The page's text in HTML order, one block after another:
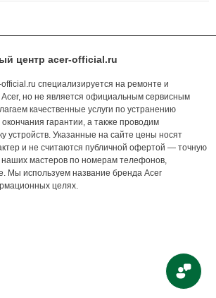
центр acer-official.ru
специализируется на ремонте и
Acer, но не является официальным сервисным
качественные услуги по устранению
гарантии, а также проводим
устройств. Указанные на сайте цены носят
и не считаются публичной офертой — точную
наших мастеров по номерам телефонов,
Мы используем название бренда Acer
целях.